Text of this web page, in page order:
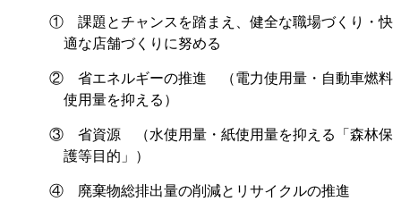
① 課題とチャンスを踏まえ、健全な職場づくり・快
適な店舗づくりに努める
② 省エネルギーの推進 （電力使用量・自動車燃料
使用量を抑える）
③ 省資源 （水使用量・紙使用量を抑える「森林保
護等目的」）
④ 廃棄物総排出量の削減とリサイクルの推進